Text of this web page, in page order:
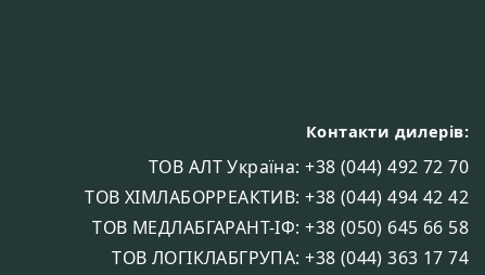
Контакти дилерів:
ТОВ АЛТ Україна: +38 (044) 492 72 70
ТОВ ХІМЛАБОРРЕАКТИВ: +38 (044) 494 42 42
ТОВ МЕДЛАБГАРАНТ-ІФ: +38 (050) 645 66 58
ТОВ ЛОГІКЛАБГРУПА: +38 (044) 363 17 74